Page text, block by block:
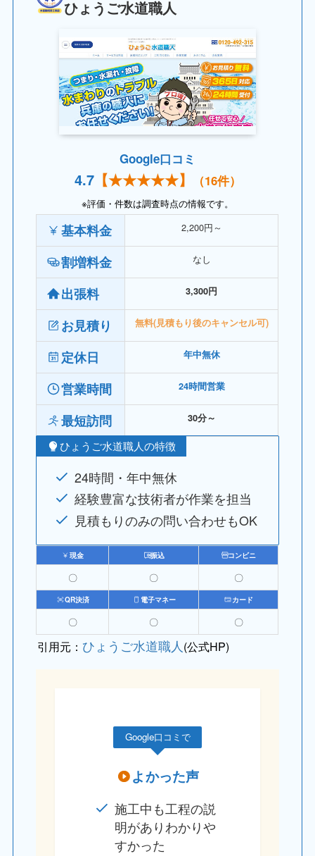
ひょうご水道職人
Google口コミ
4.7【★★★★★】 （16件）
※評価・件数は調査時点の情報です。
基本料金 2,200円～
割増料金 なし
出張料 3,300円
お見積り 無料(見積もり後のキャンセル可)
定休日 年中無休
営業時間 24時間営業
最短訪問 30分～
ひょうご水道職人の特徴
24時間・年中無休
経験豊富な技術者が作業を担当
見積もりのみの問い合わせもOK
現金 振込 コンビニ
〇 〇 〇
QR決済 電子マネー カード
〇 〇 〇
引用元： ひょうご水道職人(公式HP)
Google口コミで
よかった声
施工中も工程の説
明がありわかりや
すかった